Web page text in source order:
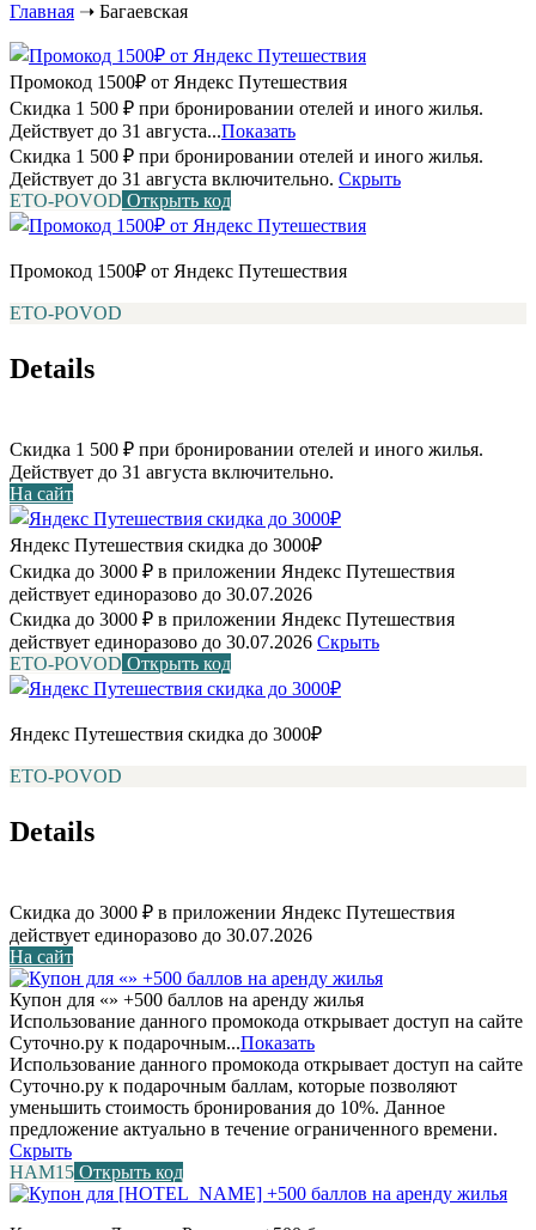
Главная ➝ Багаевская
Промокод 1500₽ от Яндекс Путешествия
Скидка 1 500 ₽ при бронировании отелей и иного жилья.
Действует до 31 августа...Показать
Скидка 1 500 ₽ при бронировании отелей и иного жилья.
Действует до 31 августа включительно. Скрыть
ETO-POVOD Открыть код
Промокод 1500₽ от Яндекс Путешествия
ETO-POVOD
Details
Скидка 1 500 ₽ при бронировании отелей и иного жилья.
Действует до 31 августа включительно.
На сайт
Яндекс Путешествия скидка до 3000₽
Скидка до 3000 ₽ в приложении Яндекс Путешествия
действует единоразово до 30.07.2026
Скидка до 3000 ₽ в приложении Яндекс Путешествия
действует единоразово до 30.07.2026 Скрыть
ETO-POVOD Открыть код
Яндекс Путешествия скидка до 3000₽
ETO-POVOD
Details
Скидка до 3000 ₽ в приложении Яндекс Путешествия
действует единоразово до 30.07.2026
На сайт
Купон для «» +500 баллов на аренду жилья
Использование данного промокода открывает доступ на сайте
Суточно.ру к подарочным...Показать
Использование данного промокода открывает доступ на сайте
Суточно.ру к подарочным баллам, которые позволяют
уменьшить стоимость бронирования до 10%. Данное
предложение актуально в течение ограниченного времени.
Скрыть
НАМ15 Открыть код